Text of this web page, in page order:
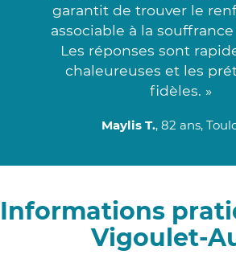
garantit de trouver le
associable à la
Les réponses sont
chaleureuses et les
fidèles. »
Maylis T., 82 ans,
Informations
Vigoulet-